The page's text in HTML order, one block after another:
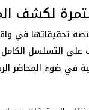
لكشف
تحقيقاتها في
على التسلسل الكامل
في ضوء المحاضر